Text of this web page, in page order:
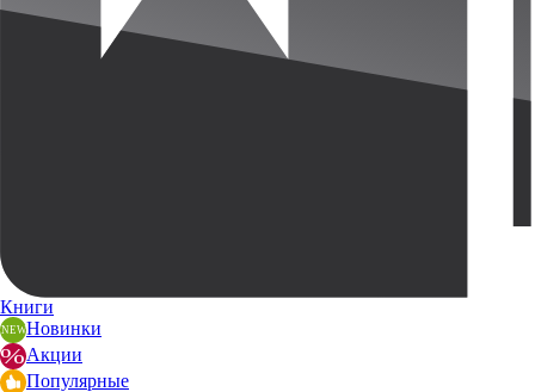
Книги
Новинки
Акции
Популярные